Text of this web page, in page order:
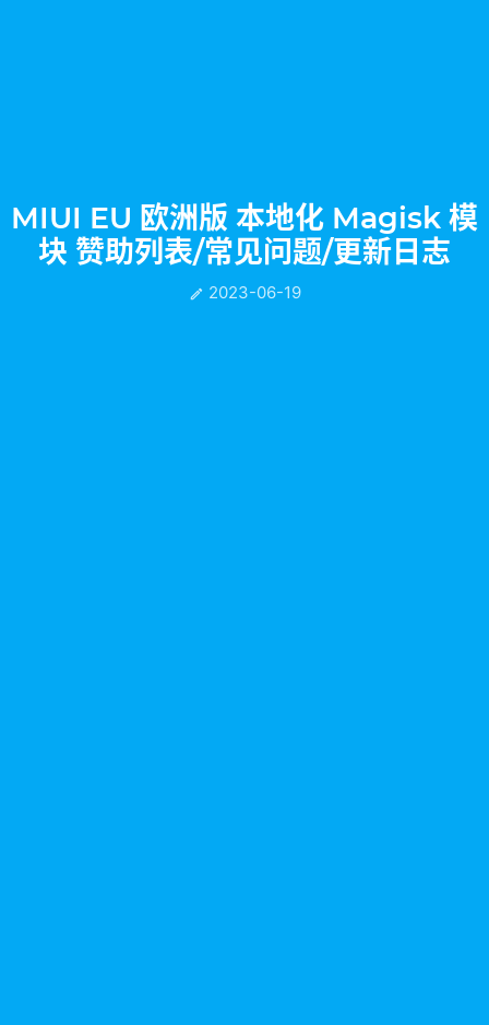
MIUI EU 欧洲版 本地化 Magisk 模
块 赞助列表/常见问题/更新日志
 2023-06-19